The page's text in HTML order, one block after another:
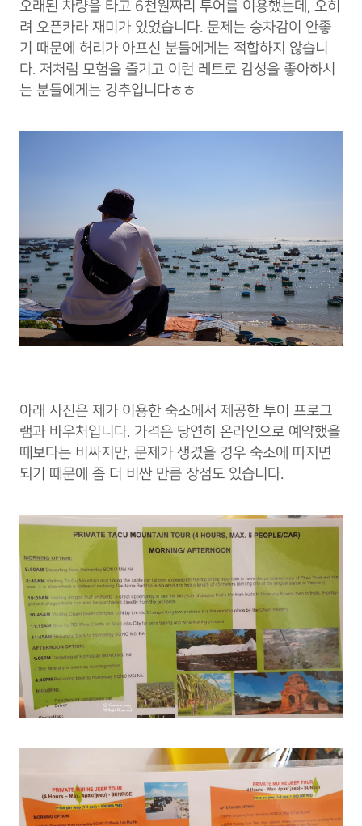
오래된 차량을 타고 6천원짜리 투어를 이용했는데, 오히
려 오픈카라 재미가 있었습니다. 문제는 승차감이 안좋
기 때문에 허리가 아프신 분들에게는 적합하지 않습니
다. 저처럼 모험을 즐기고 이런 레트로 감성을 좋아하시
는 분들에게는 강추입니다ㅎㅎ
아래 사진은 제가 이용한 숙소에서 제공한 투어 프로그
램과 바우처입니다. 가격은 당연히 온라인으로 예약했을
때보다는 비싸지만, 문제가 생겼을 경우 숙소에 따지면
되기 때문에 좀 더 비싼 만큼 장점도 있습니다.